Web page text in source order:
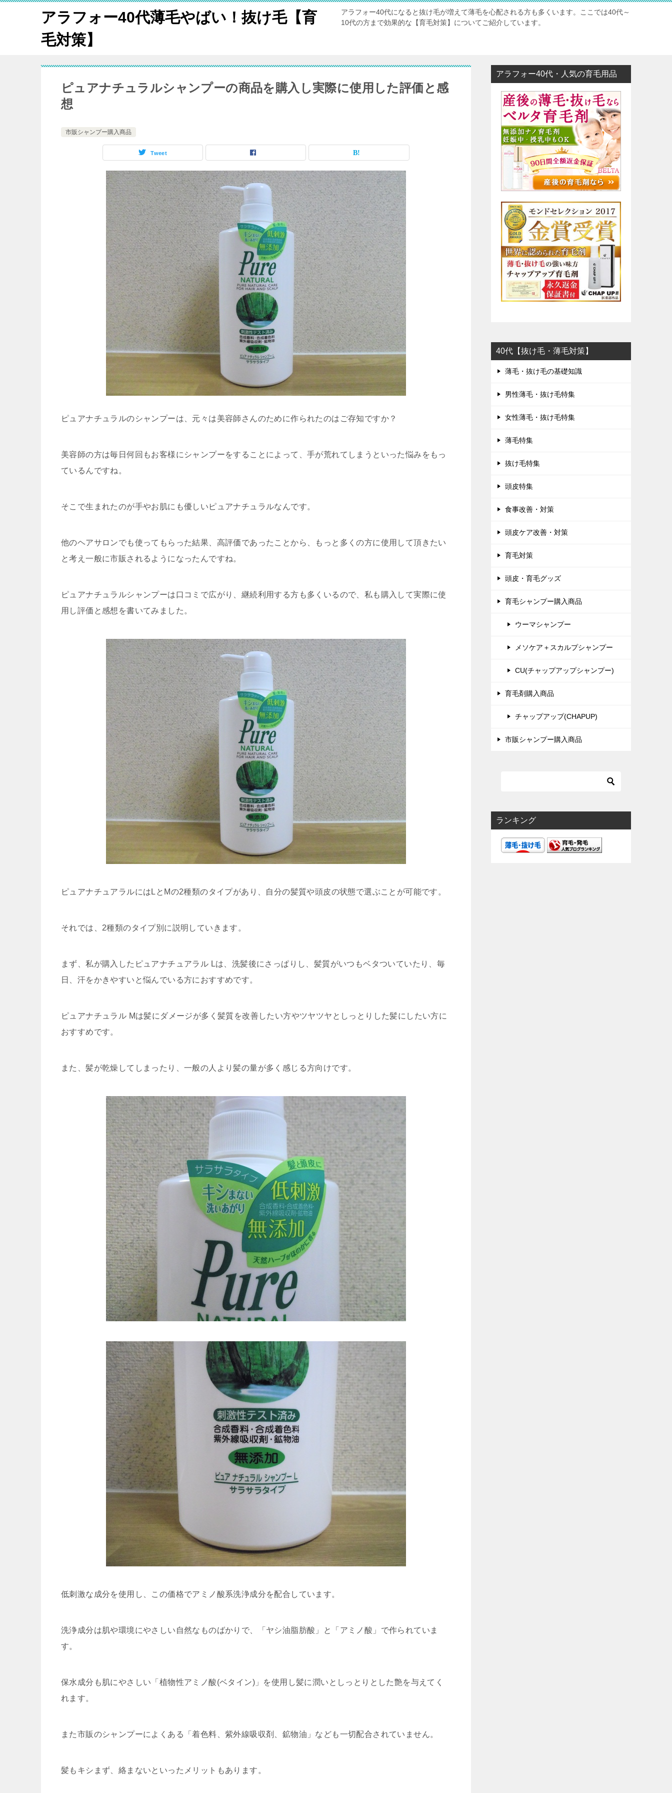
アラフォー40代薄毛やばい！抜け毛【育
毛対策】
アラフォー40代になると抜け毛が増えて薄毛を心配される方も多くいます。ここでは40代～
10代の方まで効果的な【育毛対策】についてご紹介しています。
ピュアナチュラルシャンプーの商品を購入し実際に使用した評価と感
想
市販シャンプー購入商品
Tweet
ピュアナチュラルのシャンプーは、元々は美容師さんのために作られたのはご存知ですか？
美容師の方は毎日何回もお客様にシャンプーをすることによって、手が荒れてしまうといった悩みをもっ
ているんですね。
そこで生まれたのが手やお肌にも優しいピュアナチュラルなんです。
他のヘアサロンでも使ってもらった結果、高評価であったことから、もっと多くの方に使用して頂きたい
と考え一般に市販されるようになったんですね。
ピュアナチュラルシャンプーは口コミで広がり、継続利用する方も多くいるので、私も購入して実際に使
用し評価と感想を書いてみました。
ピュアナチュアラルにはLとMの2種類のタイプがあり、自分の髪質や頭皮の状態で選ぶことが可能です。
それでは、2種類のタイプ別に説明していきます。
まず、私が購入したピュアナチュアラル Lは、洗髪後にさっぱりし、髪質がいつもベタついていたり、毎
日、汗をかきやすいと悩んでいる方におすすめです。
ピュアナチュラル Mは髪にダメージが多く髪質を改善したい方やツヤツヤとしっとりした髪にしたい方に
おすすめです。
また、髪が乾燥してしまったり、一般の人より髪の量が多く感じる方向けです。
低刺激な成分を使用し、この価格でアミノ酸系洗浄成分を配合しています。
洗浄成分は肌や環境にやさしい自然なものばかりで、「ヤシ油脂肪酸」と「アミノ酸」で作られていま
す。
保水成分も肌にやさしい「植物性アミノ酸(ベタイン)」を使用し髪に潤いとしっとりとした艶を与えてく
れます。
また市販のシャンプーによくある「着色料、紫外線吸収剤、鉱物油」なども一切配合されていません。
髪もキシまず、絡まないといったメリットもあります。
アラフォー40代・人気の育毛用品
40代【抜け毛・薄毛対策】
薄毛・抜け毛の基礎知識
男性薄毛・抜け毛特集
女性薄毛・抜け毛特集
薄毛特集
抜け毛特集
頭皮特集
食事改善・対策
頭皮ケア改善・対策
育毛対策
頭皮・育毛グッズ
育毛シャンプー購入商品
ウーマシャンプー
メソケア＋スカルプシャンプー
CU(チャップアップシャンプー)
育毛剤購入商品
チャップアップ(CHAPUP)
市販シャンプー購入商品
ランキング